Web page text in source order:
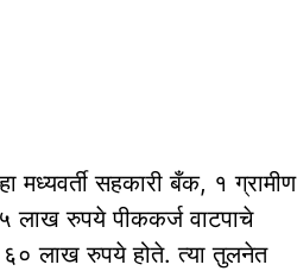
मध्यवर्ती सहकारी बँक, १ ग्रामीण
रुपये पीककर्ज वाटपाचे
६० लाख रुपये होते. त्या तुलनेत